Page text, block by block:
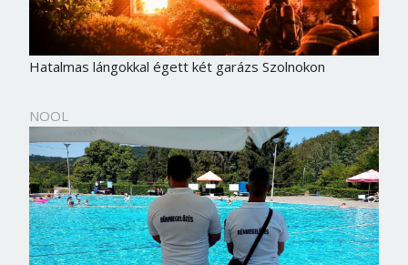
Hatalmas lángokkal égett két garázs Szolnokon
NOOL